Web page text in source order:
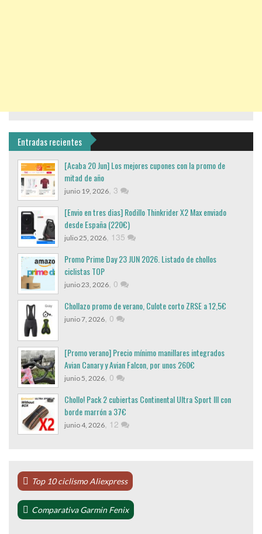
Entradas recientes
[Acaba 20 Jun] Los mejores cupones con la promo de
mitad de año
junio 19, 2026, 3
[Envio en tres dias] Rodillo Thinkrider X2 Max enviado
desde España (220€)
julio 25, 2026, 135
Promo Prime Day 23 JUN 2026. Listado de chollos
ciclistas TOP
junio 23, 2026, 0
Chollazo promo de verano, Culote corto ZRSE a 12,5€
junio 7, 2026, 0
[Promo verano] Precio mínimo manillares integrados
Avian Canary y Avian Falcon, por unos 260€
junio 5, 2026, 0
Chollo! Pack 2 cubiertas Continental Ultra Sport III con
borde marrón a 37€
junio 4, 2026, 12
Top 10 ciclismo Aliexpress
Comparativa Garmin Fenix